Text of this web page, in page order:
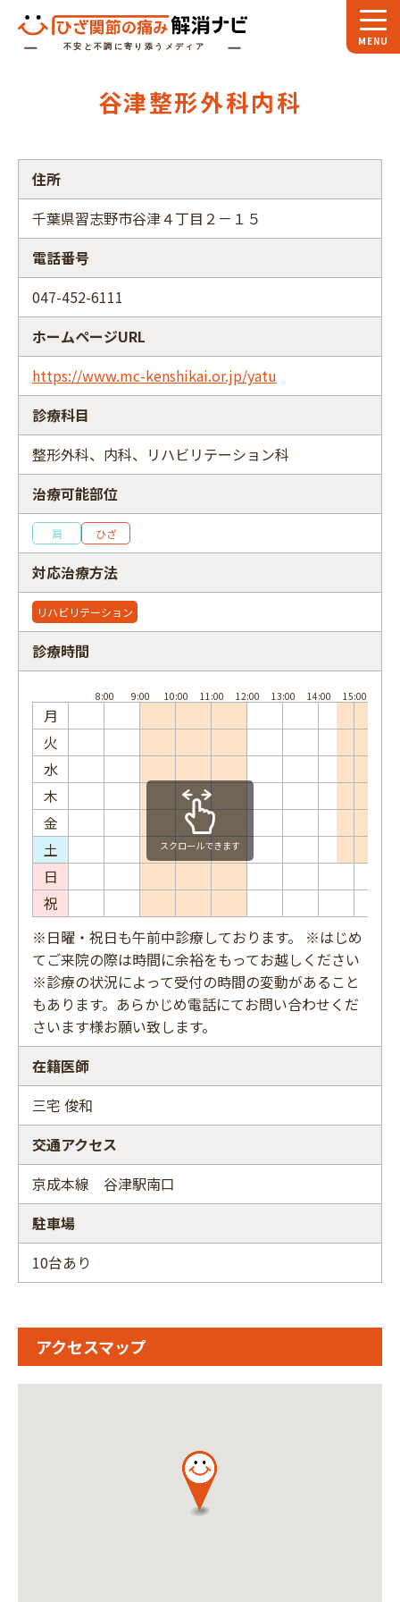
スペシャル 対談
お役立ちコラム
専門家インタビュー
谷津整形外科内科
住所
千葉県習志野市谷津４丁目２－１５
電話番号
047-452-6111
ホームページURL
https://www.mc-kenshikai.or.jp/yatu
診療科目
整形外科、内科、リハビリテーション科
治療可能部位
肩 ひざ
対応治療方法
リハビリテーション
診療時間
月
火
水
木
金
土
日
祝
スクロールできます
※日曜・祝日も午前中診療しております。 ※はじめ
てご来院の際は時間に余裕をもってお越しください
※診療の状況によって受付の時間の変動があること
もあります。あらかじめ電話にてお問い合わせくだ
さいます様お願い致します。
在籍医師
三宅 俊和
交通アクセス
京成本線 谷津駅南口
駐車場
10台あり
アクセスマップ